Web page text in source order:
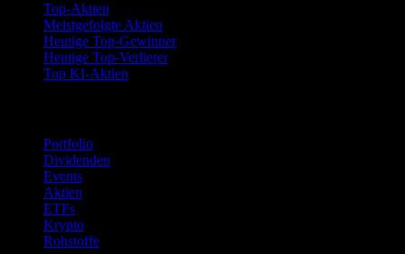
Top-Aktien
Meistgefolgte Aktien
Heutige Top-Gewinner
Heutige Top-Verlierer
Top KI-Aktien
Portfolio
Dividenden
Events
Aktien
ETFs
Krypto
Rohstoffe